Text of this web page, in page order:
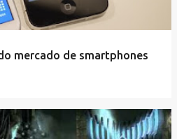
mercado de smartphones